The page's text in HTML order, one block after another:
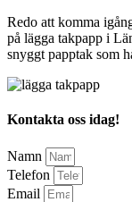
Redo att komma
på lägga takpapp i
snyggt papptak som
Kontakta oss idag!
Namn
Telefon
Email